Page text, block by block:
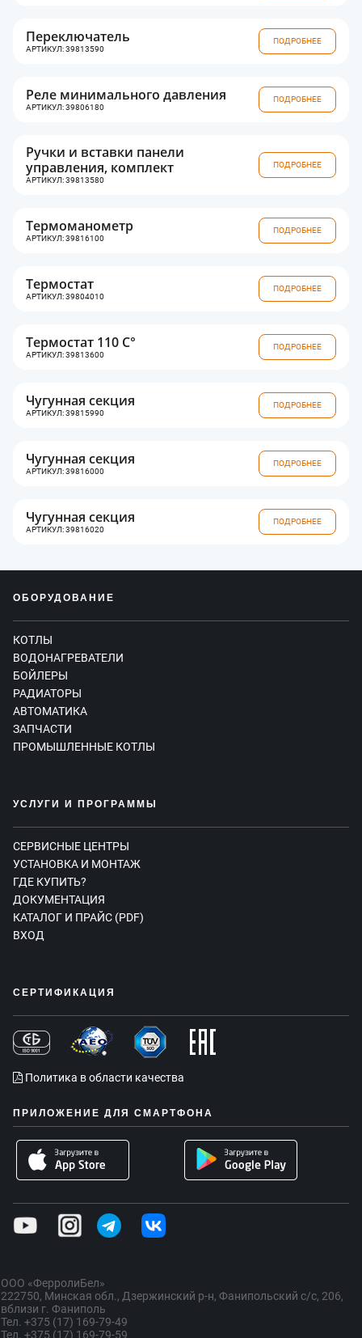
Переключатель
АРТИКУЛ: 39813590
ПОДРОБНЕЕ
Реле минимального давления
АРТИКУЛ: 39806180
ПОДРОБНЕЕ
Ручки и вставки панели
управления, комплект
АРТИКУЛ: 39813580
ПОДРОБНЕЕ
Термоманометр
АРТИКУЛ: 39816100
ПОДРОБНЕЕ
Термостат
АРТИКУЛ: 39804010
ПОДРОБНЕЕ
Термостат 110 C°
АРТИКУЛ: 39813600
ПОДРОБНЕЕ
Чугунная секция
АРТИКУЛ: 39815990
ПОДРОБНЕЕ
Чугунная секция
АРТИКУЛ: 39816000
ПОДРОБНЕЕ
Чугунная секция
АРТИКУЛ: 39816020
ПОДРОБНЕЕ
ОБОРУДОВАНИЕ
КОТЛЫ
ВОДОНАГРЕВАТЕЛИ
БОЙЛЕРЫ
РАДИАТОРЫ
АВТОМАТИКА
ЗАПЧАСТИ
ПРОМЫШЛЕННЫЕ КОТЛЫ
УСЛУГИ И ПРОГРАММЫ
СЕРВИСНЫЕ ЦЕНТРЫ
УСТАНОВКА И МОНТАЖ
ГДЕ КУПИТЬ?
ДОКУМЕНТАЦИЯ
КАТАЛОГ И ПРАЙС (PDF)
ВХОД
СЕРТИФИКАЦИЯ
Политика в области качества
ПРИЛОЖЕНИЕ ДЛЯ СМАРТФОНА
ООО «ФерролиБел»
222750, Минская обл., Дзержинский р-н, Фанипольский с/с, 206,
вблизи г. Фаниполь
Тел. +375 (17) 169-79-49
Тел. +375 (17) 169-79-59